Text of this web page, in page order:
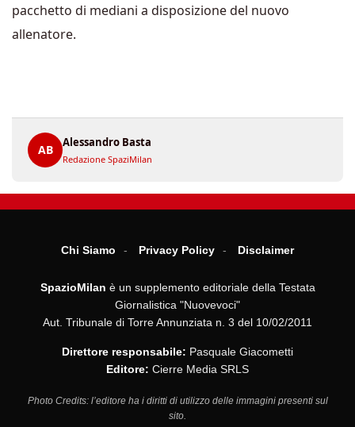
pacchetto di mediani a disposizione del nuovo
allenatore.
AB
Alessandro Basta
Redazione SpaziMilan
Chi Siamo Privacy Policy Disclaimer
SpazioMilan è un supplemento editoriale della Testata
Giornalistica "Nuovevoci"
Aut. Tribunale di Torre Annunziata n. 3 del 10/02/2011
Direttore responsabile: Pasquale Giacometti
Editore: Cierre Media SRLS
Photo Credits: l’editore ha i diritti di utilizzo delle immagini presenti sul
sito.